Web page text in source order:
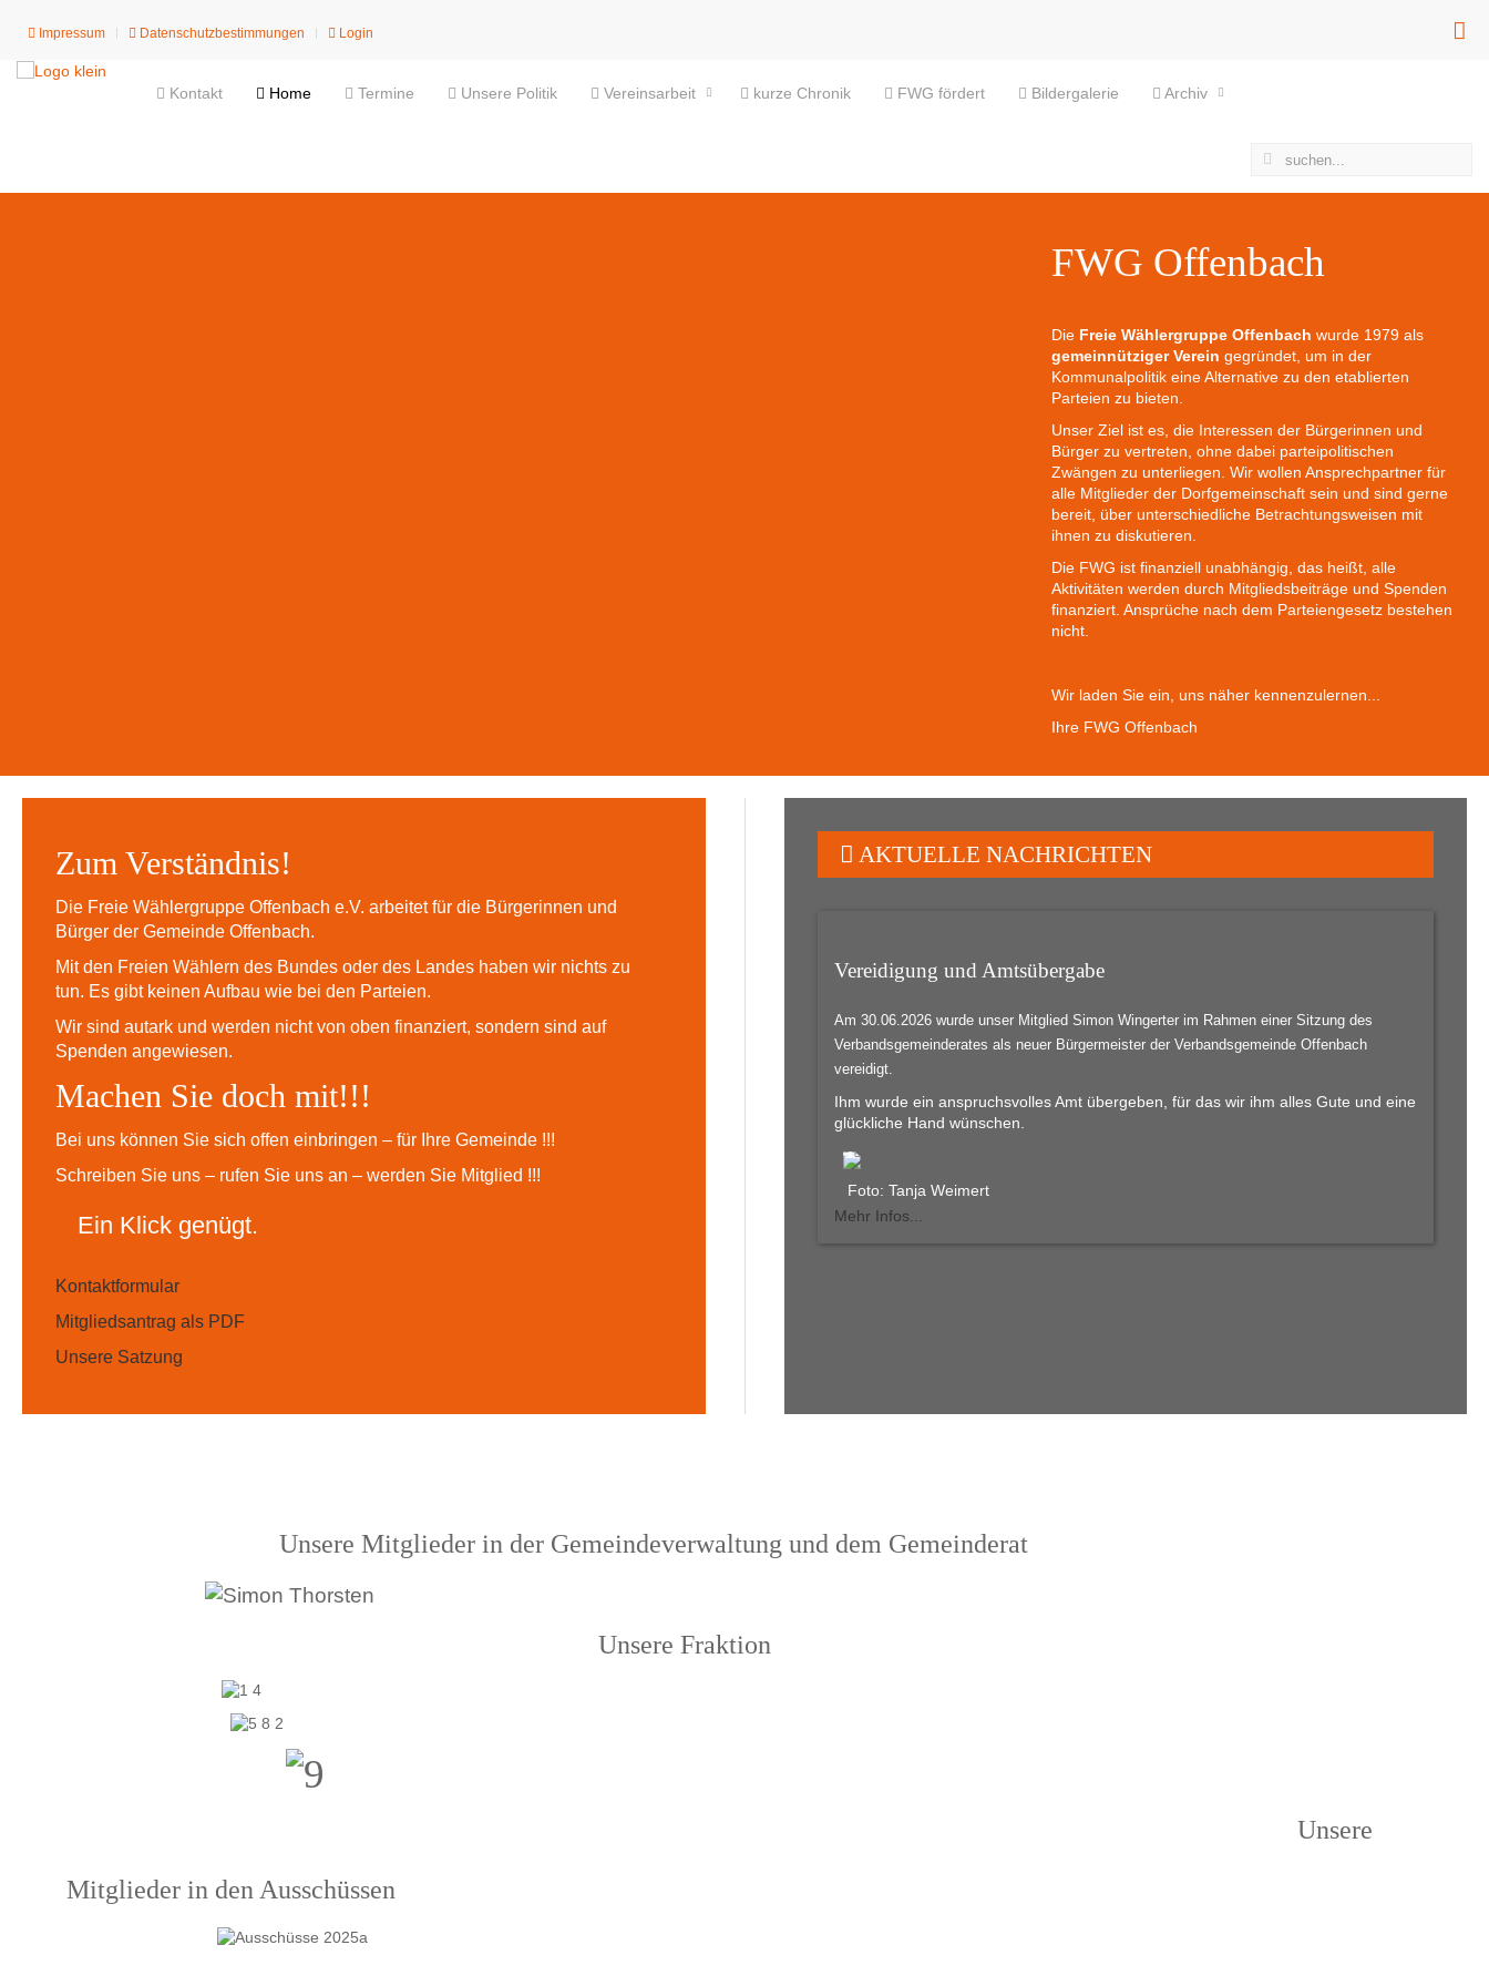
Impressum Datenschutzbestimmungen Login
Kontakt Home Termine Unsere Politik Vereinsarbeit kurze Chronik FWG fördert Bildergalerie Archiv
FWG Offenbach
Die Freie Wählergruppe Offenbach wurde 1979 als
gemeinnütziger Verein gegründet, um in der
Kommunalpolitik eine Alternative zu den etablierten
Parteien zu bieten.
Unser Ziel ist es, die Interessen der Bürgerinnen und
Bürger zu vertreten, ohne dabei parteipolitischen
Zwängen zu unterliegen. Wir wollen Ansprechpartner für
alle Mitglieder der Dorfgemeinschaft sein und sind gerne
bereit, über unterschiedliche Betrachtungsweisen mit
ihnen zu diskutieren.
Die FWG ist finanziell unabhängig, das heißt, alle
Aktivitäten werden durch Mitgliedsbeiträge und Spenden
finanziert. Ansprüche nach dem Parteiengesetz bestehen
nicht.
Wir laden Sie ein, uns näher kennenzulernen...
Ihre FWG Offenbach
Zum Verständnis!
Die Freie Wählergruppe Offenbach e.V. arbeitet für die Bürgerinnen und
Bürger der Gemeinde Offenbach.
Mit den Freien Wählern des Bundes oder des Landes haben wir nichts zu
tun. Es gibt keinen Aufbau wie bei den Parteien.
Wir sind autark und werden nicht von oben finanziert, sondern sind auf
Spenden angewiesen.
Machen Sie doch mit!!!
Bei uns können Sie sich offen einbringen – für Ihre Gemeinde !!!
Schreiben Sie uns – rufen Sie uns an – werden Sie Mitglied !!!
Ein Klick genügt.
Kontaktformular
Mitgliedsantrag als PDF
Unsere Satzung
AKTUELLE NACHRICHTEN
Vereidigung und Amtsübergabe
Am 30.06.2026 wurde unser Mitglied Simon Wingerter im Rahmen einer Sitzung des
Verbandsgemeinderates als neuer Bürgermeister der Verbandsgemeinde Offenbach
vereidigt.
Ihm wurde ein anspruchsvolles Amt übergeben, für das wir ihm alles Gute und eine
glückliche Hand wünschen.
Foto: Tanja Weimert
Mehr Infos...
Unsere Mitglieder in der Gemeindeverwaltung und dem Gemeinderat
Unsere Fraktion
Unsere
Mitglieder in den Ausschüssen